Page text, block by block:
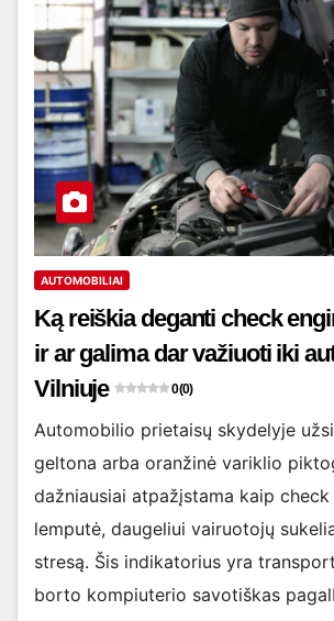
AUTOMOBILIAI
Ką reiškia deganti check
ir ar galima dar važiuoti iki
Vilniuje
0 (0)
Automobilio prietaisų skydelyje
geltona arba oranžinė variklio
dažniausiai atpažįstama kaip check
lemputė, daugeliui vairuotojų
stresą. Šis indikatorius yra
borto kompiuterio savotiškas